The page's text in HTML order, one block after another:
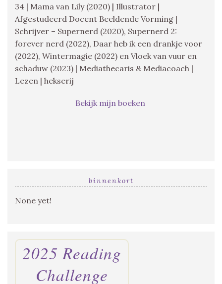
34 | Mama van Lily (2020) | Illustrator |
Afgestudeerd Docent Beeldende Vorming |
Schrijver – Supernerd (2020), Supernerd 2:
forever nerd (2022), Daar heb ik een drankje voor
(2022), Wintermagie (2022) en Vloek van vuur en
schaduw (2023) | Mediathecaris & Mediacoach |
Lezen | hekserij
Bekijk mijn boeken
binnenkort
None yet!
2025 Reading
Challenge